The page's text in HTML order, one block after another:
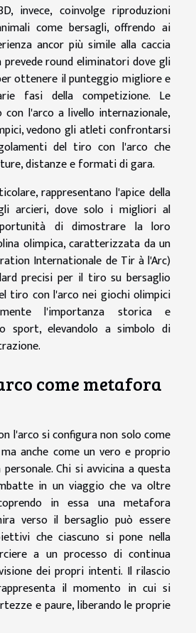
invece, coinvolge riproduzioni
come bersagli, offrendo ai
ancor più simile alla caccia
prevede round eliminatori dove gli
ottenere il punteggio migliore e
fasi della competizione. Le
l'arco a livello internazionale,
vedono gli atleti confrontarsi
del tiro con l'arco che
distanze e formati di gara.
rappresentano l'apice della
arcieri, dove solo i migliori al
di dimostrare la loro
olimpica, caratterizzata da un
Internationale de Tir à l'Arc)
precisi per il tiro su bersaglio
tiro con l'arco nei giochi olimpici
l'importanza storica e
sport, elevandolo a simbolo di
come metafora
l'arco si configura non solo come
anche come un vero e proprio
Chi si avvicina a questa
in un viaggio che va oltre
in essa una metafora
verso il bersaglio può essere
che ciascuno si pone nella
a un processo di continua
dei propri intenti. Il rilascio
il momento in cui si
e paure, liberando le proprie